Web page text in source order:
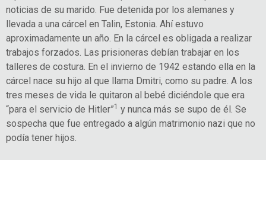
noticias de su marido. Fue detenida por los alemanes y
llevada a una cárcel en Talin, Estonia. Ahí estuvo
aproximadamente un año. En la cárcel es obligada a realizar
trabajos forzados. Las prisioneras debían trabajar en los
talleres de costura. En el invierno de 1942 estando ella en la
cárcel nace su hijo al que llama Dmitri, como su padre. A los
tres meses de vida le quitaron al bebé diciéndole que era
“para el servicio de Hitler”1 y nunca más se supo de él. Se
sospecha que fue entregado a algún matrimonio nazi que no
podía tener hijos.